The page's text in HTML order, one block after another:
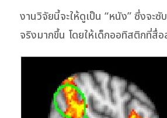
งานวิจัยนี้จะให้ดูเป็น “หนัง” ซึ่งจ
จริงมากขึ้น โดยให้เด็กออทิสติกที่